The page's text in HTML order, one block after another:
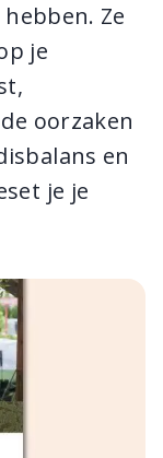
Ze
je
oorzaken
en
je je